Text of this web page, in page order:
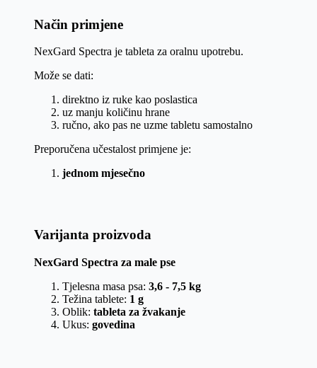
Način primjene
NexGard Spectra je tableta za oralnu upotrebu.
Može se dati:
direktno iz ruke kao poslastica
uz manju količinu hrane
ručno, ako pas ne uzme tabletu samostalno
Preporučena učestalost primjene je:
jednom mjesečno
Varijanta proizvoda
NexGard Spectra za male pse
Tjelesna masa psa: 3,6 - 7,5 kg
Težina tablete: 1 g
Oblik: tableta za žvakanje
Ukus: govedina